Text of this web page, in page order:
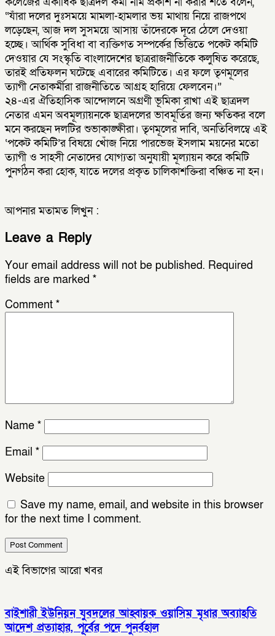
“যাঁরা দলের দুঃসময়ে মামলা-হামলার ভয় মাথায় নিয়ে রাজপথে
লড়েছেন, আজ দল সুসময়ে আসায় তাঁদেরকে দূরে ঠেলে দেওয়া
হচ্ছে। আর্থিক সুবিধা বা ব্যক্তিগত সম্পর্কের ভিত্তিতে পকেট কমিটি
দেওয়ার যে সংস্কৃতি বাংলাদেশের ছাত্ররাজনীতিকে কলুষিত করেছে,
তারই প্রতিফলন ঘটেছে এবারের কমিটিতে। এর ফলে তৃণমূলের
ত্যাগী নেতাকর্মীরা রাজনীতিতে আগ্রহ হারিয়ে ফেলবেন।”
​২৪-এর ঐতিহাসিক আন্দোলনে অগ্রণী ভূমিকা রাখা এই ছাত্রদল
নেতার এমন অবমূল্যায়নকে ছাত্রদলের ভাবমূর্তির জন্য ক্ষতিকর বলে
মনে করছেন দলটির শুভাকাঙ্ক্ষীরা। তৃণমূলের দাবি, অনতিবিলম্বে এই
‘পকেট কমিটি’র বিষয়ে খোঁজ নিয়ে পারভেজ ইসলাম ময়নের মতো
ত্যাগী ও সাহসী নেতাদের যোগ্যতা অনুযায়ী মূল্যায়ন করে কমিটি
পুনর্গঠন করা হোক, যাতে দলের প্রকৃত চালিকাশক্তিরা বঞ্চিত না হন।
আপনার মতামত লিখুন :
Leave a Reply
Your email address will not be published. Required
fields are marked *
Comment *
Name *
Email *
Website
Save my name, email, and website in this browser
for the next time I comment.
এই বিভাগের আরো খবর
বাইশারী ইউনিয়ন যুবদলের আহ্বায়ক ওয়াসিম মৃধার অব্যাহতি
আদেশ প্রত্যাহার, পূর্বের পদে পুনর্বহাল